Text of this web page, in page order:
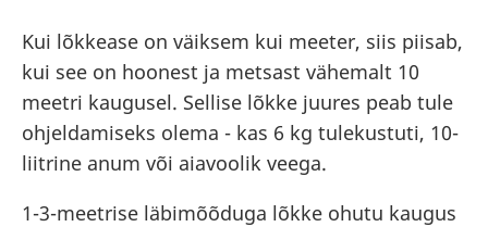
Kui lõkkease on väiksem kui meeter, siis piisab,
kui see on hoonest ja metsast vähemalt 10
meetri kaugusel. Sellise lõkke juures peab tule
ohjeldamiseks olema - kas 6 kg tulekustuti, 10-
liitrine anum või aiavoolik veega.
1-3-meetrise läbimõõduga lõkke ohutu kaugus